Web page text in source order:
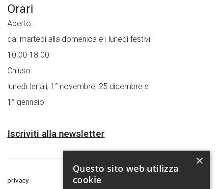
Orari
Aperto:
dal martedì alla domenica e i lunedì festivi
10.00-18.00
Chiuso:
lunedì feriali, 1° novembre, 25 dicembre e
1° gennaio
Iscriviti alla newsletter
privacy
×
Questo sito web utilizza
cookie